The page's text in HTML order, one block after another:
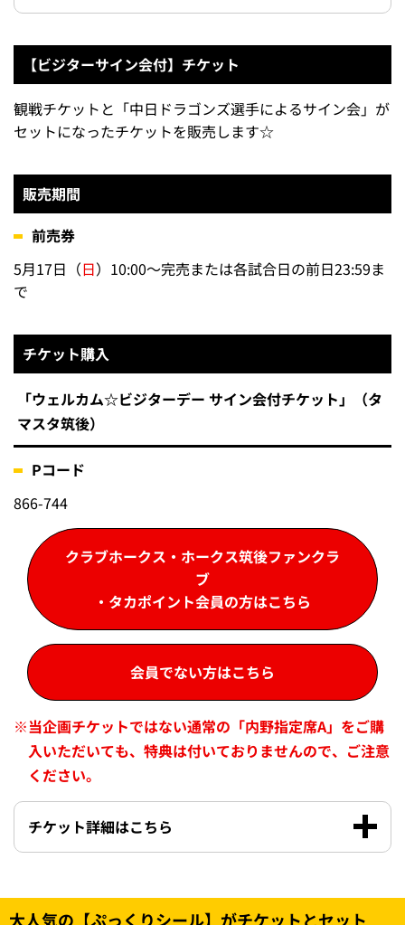
【ビジターサイン会付】チケット
観戦チケットと「中日ドラゴンズ選手によるサイン会」が
セットになったチケットを販売します☆
販売期間
前売券
5月17日（日）10:00～完売または各試合日の前日23:59ま
で
チケット購入
「ウェルカム☆ビジターデー サイン会付チケット」（タ
マスタ筑後）
Pコード
866-744
クラブホークス・ホークス筑後ファンクラ
ブ
・タカポイント会員の方はこちら
会員でない方はこちら
※当企画チケットではない通常の「内野指定席A」をご購
入いただいても、特典は付いておりませんので、ご注意
ください。
チケット詳細はこちら
大人気の【ぷっくりシール】がチケットとセット